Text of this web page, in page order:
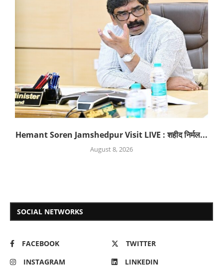
Hemant Soren Jamshedpur Visit LIVE : शहीद निर्मल...
August 8, 2026
SOCIAL NETWORKS
FACEBOOK
TWITTER
INSTAGRAM
LINKEDIN